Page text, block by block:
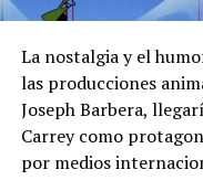
Avatar: The Way of Water
la película más cara de la
historia
La nostalgia y el
las producciones
Joseph Barbera,
Carrey como
por medios